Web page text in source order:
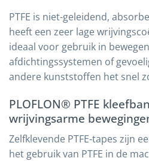
PTFE is niet-geleidend,
heeft een zeer lage
ideaal voor gebruik in
afdichtingssystemen of
andere kunststoffen het snel
PLOFLON® PTFE
wrijvingsarme
Zelfklevende PTFE-tapes zijn
het gebruik van PTFE in de